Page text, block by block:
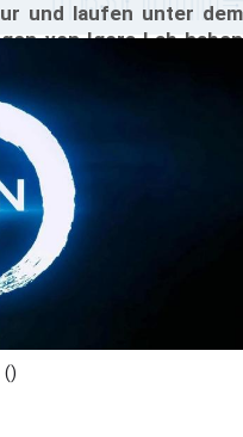
und laufen unter dem
von Igors Lab haben
mit 16 Kernen und 32
soll dieser angeblich
GHz packen.
()